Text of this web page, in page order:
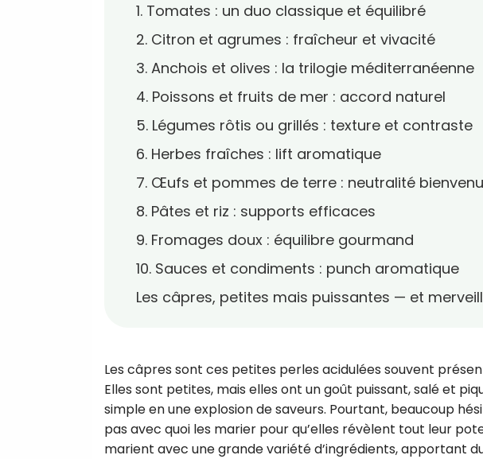
1. Tomates : un duo classique et équilibré
2. Citron et agrumes : fraîcheur et vivacité
3. Anchois et olives : la trilogie méditerranéenne
4. Poissons et fruits de mer : accord naturel
5. Légumes rôtis ou grillés : texture et contraste
6. Herbes fraîches : lift aromatique
7. Œufs et pommes de terre : neutralité
8. Pâtes et riz : supports efficaces
9. Fromages doux : équilibre gourmand
10. Sauces et condiments : punch aromatique
Les câpres, petites mais puissantes — et
Les câpres sont ces petites perles acidulées souvent
Elles sont petites, mais elles ont un goût puissant, salé et
simple en une explosion de saveurs. Pourtant, beaucoup
pas avec quoi les marier pour qu’elles révèlent tout leur
marient avec une grande variété d’ingrédients, apportant